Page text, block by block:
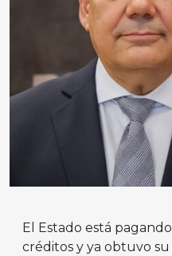
El Estado está
créditos y ya obtuvo